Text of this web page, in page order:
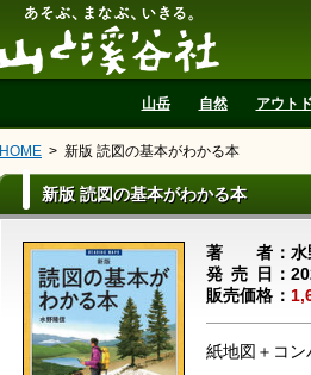
山岳 自然 アウト
HOME 新版 読図の基本がわかる本
新版 読図の基本がわかる本
著者
水
発売日
販売価格
紙地図＋コン